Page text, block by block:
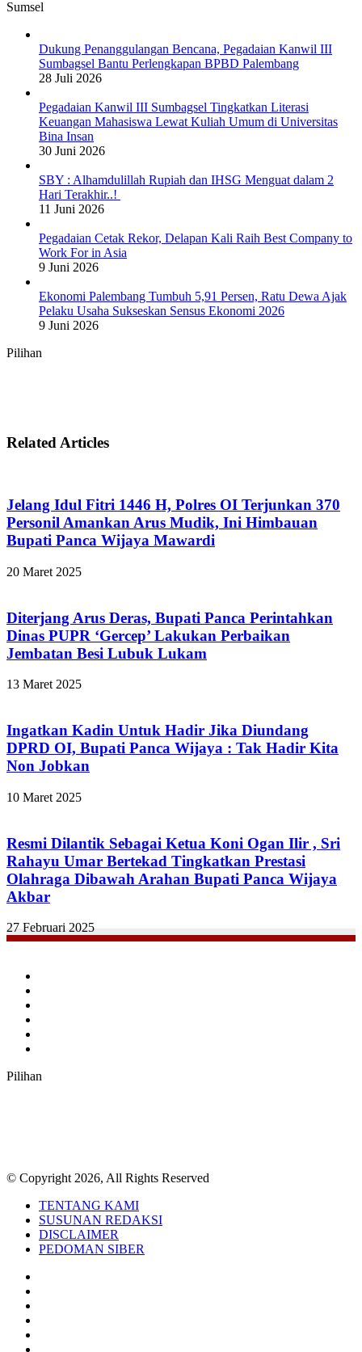
Sumsel
Dukung Penanggulangan Bencana, Pegadaian Kanwil III
Sumbagsel Bantu Perlengkapan BPBD Palembang
28 Juli 2026
Pegadaian Kanwil III Sumbagsel Tingkatkan Literasi
Keuangan Mahasiswa Lewat Kuliah Umum di Universitas
Bina Insan
30 Juni 2026
SBY : Alhamdulillah Rupiah dan IHSG Menguat dalam 2
Hari Terakhir..!
11 Juni 2026
Pegadaian Cetak Rekor, Delapan Kali Raih Best Company to
Work For in Asia
9 Juni 2026
Ekonomi Palembang Tumbuh 5,91 Persen, Ratu Dewa Ajak
Pelaku Usaha Sukseskan Sensus Ekonomi 2026
9 Juni 2026
Pilihan
Related Articles
Jelang Idul Fitri 1446 H, Polres OI Terjunkan 370
Personil Amankan Arus Mudik, Ini Himbauan
Bupati Panca Wijaya Mawardi
20 Maret 2025
Diterjang Arus Deras, Bupati Panca Perintahkan
Dinas PUPR ‘Gercep’ Lakukan Perbaikan
Jembatan Besi Lubuk Lukam
13 Maret 2025
Ingatkan Kadin Untuk Hadir Jika Diundang
DPRD OI, Bupati Panca Wijaya : Tak Hadir Kita
Non Jobkan
10 Maret 2025
Resmi Dilantik Sebagai Ketua Koni Ogan Ilir , Sri
Rahayu Umar Bertekad Tingkatkan Prestasi
Olahraga Dibawah Arahan Bupati Panca Wijaya
Akbar
27 Februari 2025
Pilihan
© Copyright 2026, All Rights Reserved
TENTANG KAMI
SUSUNAN REDAKSI
DISCLAIMER
PEDOMAN SIBER